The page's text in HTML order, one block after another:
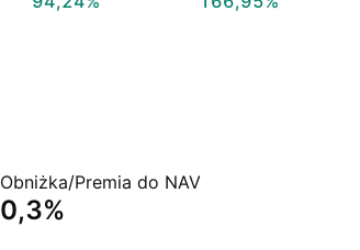
Obniżka/Premia do NAV
0,3%